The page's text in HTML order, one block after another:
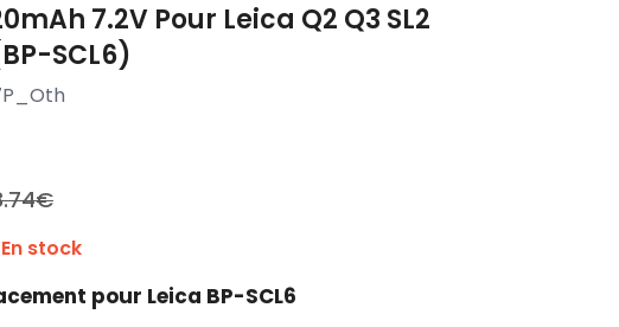
7.2V Pour Leica Q2 Q3 SL2
SCL6)
En stock
pour Leica BP-SCL6